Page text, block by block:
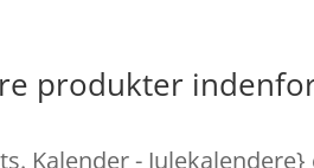
produkter
Kalender -